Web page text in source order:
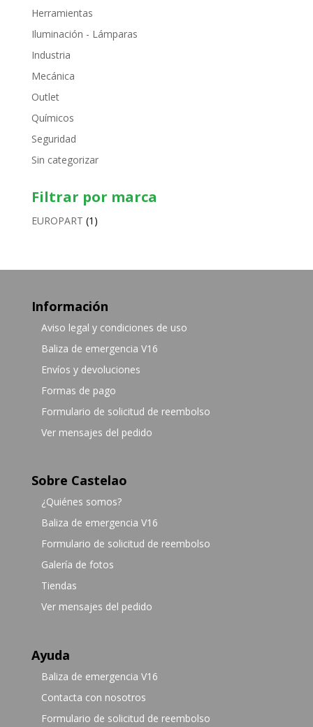
Herramientas
Iluminación - Lámparas
Industria
Mecánica
Outlet
Químicos
Seguridad
Sin categorizar
Filtrar por marca
EUROPART (1)
Información
Aviso legal y condiciones de uso
Baliza de emergencia V16
Envíos y devoluciones
Formas de pago
Formulario de solicitud de reembolso
Ver mensajes del pedido
Sobre Castelao
¿Quiénes somos?
Baliza de emergencia V16
Formulario de solicitud de reembolso
Galería de fotos
Tiendas
Ver mensajes del pedido
Ayuda
Baliza de emergencia V16
Contacta con nosotros
Formulario de solicitud de reembolso